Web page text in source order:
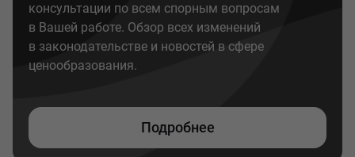
консультации по всем спорным вопросам
в Вашей работе. Обзор всех изменений
в законодательстве и новостей в сфере
ценообразования.
Подробнее